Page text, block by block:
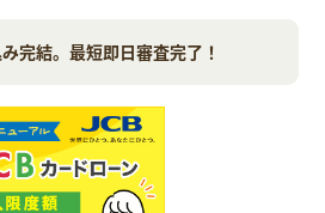
完結。最短即日審査完了！